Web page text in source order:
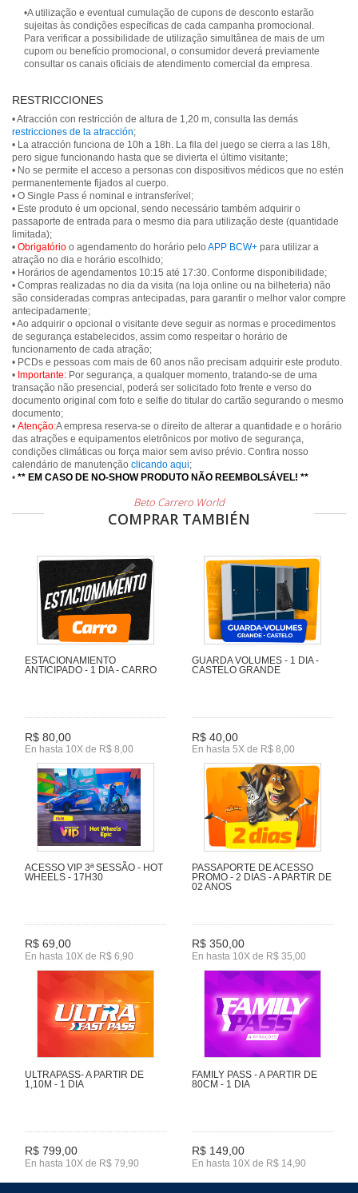
•A utilização e eventual cumulação de cupons de desconto estarão
sujeitas às condições específicas de cada campanha promocional.
Para verificar a possibilidade de utilização simultânea de mais de um
cupom ou benefício promocional, o consumidor deverá previamente
consultar os canais oficiais de atendimento comercial da empresa.
RESTRICCIONES
• Atracción con restricción de altura de 1,20 m, consulta las demás
restricciones de la atracción;
• La atracción funciona de 10h a 18h. La fila del juego se cierra a las 18h,
pero sigue funcionando hasta que se divierta el último visitante;
• No se permite el acceso a personas con dispositivos médicos que no estén
permanentemente fijados al cuerpo.
• O Single Pass é nominal e intransferível;
• Este produto é um opcional, sendo necessário também adquirir o
passaporte de entrada para o mesmo dia para utilização deste (quantidade
limitada);
• Obrigatório o agendamento do horário pelo APP BCW+ para utilizar a
atração no dia e horário escolhido;
• Horários de agendamentos 10:15 até 17:30. Conforme disponibilidade;
• Compras realizadas no dia da visita (na loja online ou na bilheteria) não
são consideradas compras antecipadas, para garantir o melhor valor compre
antecipadamente;
• Ao adquirir o opcional o visitante deve seguir as normas e procedimentos
de segurança estabelecidos, assim como respeitar o horário de
funcionamento de cada atração;
• PCDs e pessoas com mais de 60 anos não precisam adquirir este produto.
• Importante: Por segurança, a qualquer momento, tratando-se de uma
transação não presencial, poderá ser solicitado foto frente e verso do
documento original com foto e selfie do titular do cartão segurando o mesmo
documento;
• Atenção:A empresa reserva-se o direito de alterar a quantidade e o horário
das atrações e equipamentos eletrônicos por motivo de segurança,
condições climáticas ou força maior sem aviso prévio. Confira nosso
calendário de manutenção clicando aqui;
• ** EM CASO DE NO-SHOW PRODUTO NÃO REEMBOLSÁVEL! **
Beto Carrero World
COMPRAR TAMBIÉN
ESTACIONAMIENTO
ANTICIPADO - 1 DIA - CARRO
R$ 80,00
En hasta 10X de R$ 8,00
GUARDA VOLUMES - 1 DIA -
CASTELO GRANDE
R$ 40,00
En hasta 5X de R$ 8,00
ACESSO VIP 3ª SESSÃO - HOT
WHEELS - 17H30
R$ 69,00
En hasta 10X de R$ 6,90
PASSAPORTE DE ACESSO
PROMO - 2 DIAS - A PARTIR DE
02 ANOS
R$ 350,00
En hasta 10X de R$ 35,00
ULTRAPASS- A PARTIR DE
1,10M - 1 DIA
R$ 799,00
En hasta 10X de R$ 79,90
FAMILY PASS - A PARTIR DE
80CM - 1 DIA
R$ 149,00
En hasta 10X de R$ 14,90